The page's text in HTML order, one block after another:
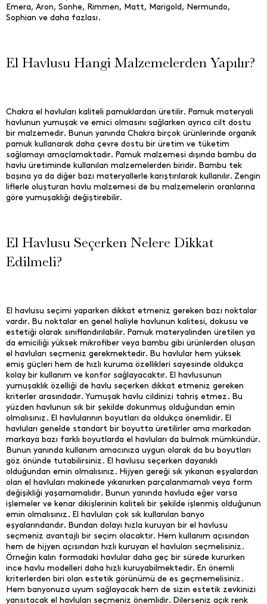
Emera, Aron, Sonhe, Rimmen, Matt, Marigold, Nermundo,
Sophian ve daha fazlası.
El Havlusu Hangi Malzemelerden Yapılır?
Chakra el havluları kaliteli pamuklardan üretilir. Pamuk materyali
havlunun yumuşak ve emici olmasını sağlarken ayrıca cilt dostu
bir malzemedir. Bunun yanında Chakra birçok ürünlerinde organik
pamuk kullanarak daha çevre dostu bir üretim ve tüketim
sağlamayı amaçlamaktadır. Pamuk malzemesi dışında bambu da
havlu üretiminde kullanılan malzemelerden biridir. Bambu tek
başına ya da diğer bazı materyallerle karıştırılarak kullanılır. Zengin
liflerle oluşturan havlu malzemesi de bu malzemelerin oranlarına
göre yumuşaklığı değiştirebilir.
El Havlusu Seçerken Nelere Dikkat
Edilmeli?
El havlusu seçimi yaparken dikkat etmeniz gereken bazı noktalar
vardır. Bu noktalar en genel haliyle havlunun kalitesi, dokusu ve
estetiği olarak sınıflandırılabilir. Pamuk materyalinden üretilen ya
da emiciliği yüksek mikrofiber veya bambu gibi ürünlerden oluşan
el havluları seçmeniz gerekmektedir. Bu havlular hem yüksek
emiş güçleri hem de hızlı kuruma özellikleri sayesinde oldukça
kolay bir kullanım ve konfor sağlayacaktır. El havlusunun
yumuşaklık özelliği de havlu seçerken dikkat etmeniz gereken
kriterler arasındadır. Yumuşak havlu cildinizi tahriş etmez. Bu
yüzden havlunun sık bir şekilde dokunmuş olduğundan emin
olmalısınız. El havlularının boyutları da oldukça önemlidir. El
havluları genelde standart bir boyutta üretilirler ama markadan
markaya bazı farklı boyutlarda el havluları da bulmak mümkündür.
Bunun yanında kullanım amacınıza uygun olarak da bu boyutları
göz önünde tutabilirsiniz. El havlusu seçerken dayanıklı
olduğundan emin olmalısınız. Hijyen gereği sık yıkanan eşyalardan
olan el havluları makinede yıkanırken parçalanmamalı veya form
değişikliği yaşamamalıdır. Bunun yanında havluda eğer varsa
işlemeler ve kenar dikişlerinin kaliteli bir şekilde işlenmiş olduğunun
emin olmalısınız. El havluları çok sık kullanılan banyo
eşyalarındandır. Bundan dolayı hızla kuruyan bir el havlusu
seçmeniz avantajlı bir seçim olacaktır. Hem kullanım açısından
hem de hijyen açısından hızlı kuruyan el havluları seçmelisiniz.
Örneğin kalın formadaki havlular daha geç bir sürede kururken
ince havlu modelleri daha hızlı kuruyabilmektedir. En önemli
kriterlerden biri olan estetik görünümü de es geçmemelisiniz.
Hem banyonuza uyum sağlayacak hem de sizin estetik zevkinizi
yansıtacak el havluları seçmeniz önemlidir. Dilerseniz açık renk